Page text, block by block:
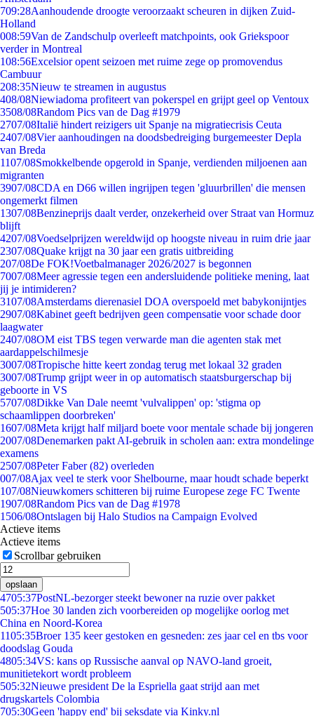
709:28Aanhoudende droogte veroorzaakt scheuren in dijken Zuid-
Holland
008:59Van de Zandschulp overleeft matchpoints, ook Griekspoor
verder in Montreal
108:56Excelsior opent seizoen met ruime zege op promovendus
Cambuur
208:35Nieuw te streamen in augustus
408/08Niewiadoma profiteert van pokerspel en grijpt geel op Ventoux
3508/08Random Pics van de Dag #1979
2707/08Italië hindert reizigers uit Spanje na migratiecrisis Ceuta
2407/08Vier aanhoudingen na doodsbedreiging burgemeester Depla
van Breda
1107/08Smokkelbende opgerold in Spanje, verdienden miljoenen aan
migranten
3907/08CDA en D66 willen ingrijpen tegen 'gluurbrillen' die mensen
ongemerkt filmen
1307/08Benzineprijs daalt verder, onzekerheid over Straat van Hormuz
blijft
4207/08Voedselprijzen wereldwijd op hoogste niveau in ruim drie jaar
2307/08Quake krijgt na 30 jaar een gratis uitbreiding
207/08De FOK!Voetbalmanager 2026/2027 is begonnen
7007/08Meer agressie tegen een andersluidende politieke mening, laat
jij je intimideren?
3107/08Amsterdams dierenasiel DOA overspoeld met babykonijntjes
2907/08Kabinet geeft bedrijven geen compensatie voor schade door
laagwater
2407/08OM eist TBS tegen verwarde man die agenten stak met
aardappelschilmesje
3007/08Tropische hitte keert zondag terug met lokaal 32 graden
3007/08Trump grijpt weer in op automatisch staatsburgerschap bij
geboorte in VS
5707/08Dikke Van Dale neemt 'vulvalippen' op: 'stigma op
schaamlippen doorbreken'
1607/08Meta krijgt half miljard boete voor mentale schade bij jongeren
2007/08Denemarken pakt AI-gebruik in scholen aan: extra mondelinge
examens
2507/08Peter Faber (82) overleden
007/08Ajax veel te sterk voor Shelbourne, maar houdt schade beperkt
107/08Nieuwkomers schitteren bij ruime Europese zege FC Twente
1907/08Random Pics van de Dag #1978
1506/08Ontslagen bij Halo Studios na Campaign Evolved
Actieve items
Actieve items
Scrollbar gebruiken
opslaan
4705:37PostNL-bezorger steekt bewoner na ruzie over pakket
505:37Hoe 30 landen zich voorbereiden op mogelijke oorlog met
China en Noord-Korea
1105:35Broer 135 keer gestoken en gesneden: zes jaar cel en tbs voor
doodslag Gouda
4805:34VS: kans op Russische aanval op NAVO-land groeit,
munitietekort wordt probleem
505:32Nieuwe president De la Espriella gaat strijd aan met
drugskartels Colombia
705:30Geen 'happy end' bij seksdate via Kinky.nl